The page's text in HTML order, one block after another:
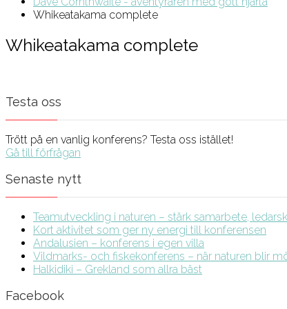
Whikeatakama complete
Whikeatakama complete
Testa oss
Trött på en vanlig konferens? Testa oss istället!
Gå till förfrågan
Senaste nytt
Teamutveckling i naturen – stärk samarbete,
Kort aktivitet som ger ny energi till konferensen
Andalusien – konferens i egen villa
Vildmarks- och fiskekonferens – när naturen blir
Halkidiki – Grekland som allra bäst
Facebook